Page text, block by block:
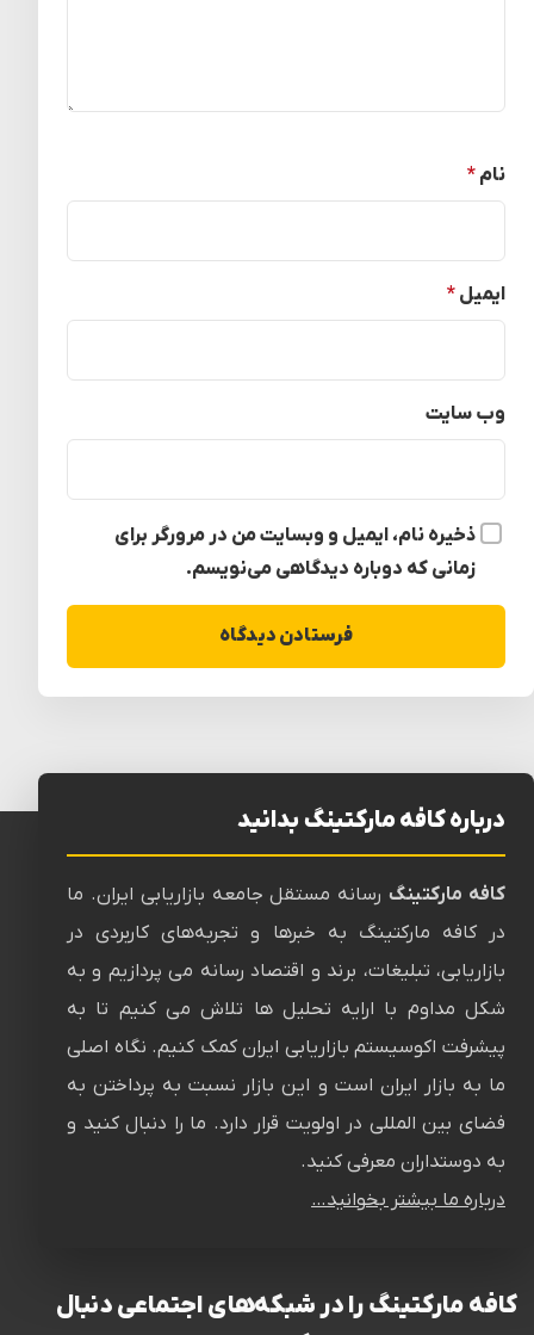
نام *
ایمیل *
وب‌ سایت
ذخیره نام، ایمیل و وبسایت من در مرورگر برای
زمانی که دوباره دیدگاهی می‌نویسم.
درباره کافه مارکتینگ بدانید
کافه مارکتینگرسانه‌ مستقل جامعه بازاریابی ایران. ما
در کافه مارکتینگ به خبرها و تجربه‌های کاربردی در
بازاریابی، تبلیغات، برند و اقتصاد رسانه می پردازیم و به
شکل مداوم با ارایه تحلیل ها تلاش می کنیم تا به
پیشرفت اکوسیستم بازاریابی ایران کمک کنیم. نگاه اصلی
ما به بازار ایران است و این بازار نسبت به پرداختن به
فضای بین المللی در اولویت قرار دارد. ما را دنبال کنید و
به دوستداران معرفی کنید.
درباره ما بیشتر بخوانید…
کافه مارکتینگ را در شبکه‌های اجتماعی دنبال